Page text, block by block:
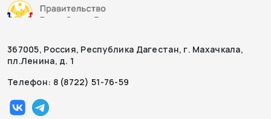
367005, Россия, Республика Дагестан, г. Махачкала,
пл.Ленина, д. 1
Телефон: 8 (8722) 51-76-59